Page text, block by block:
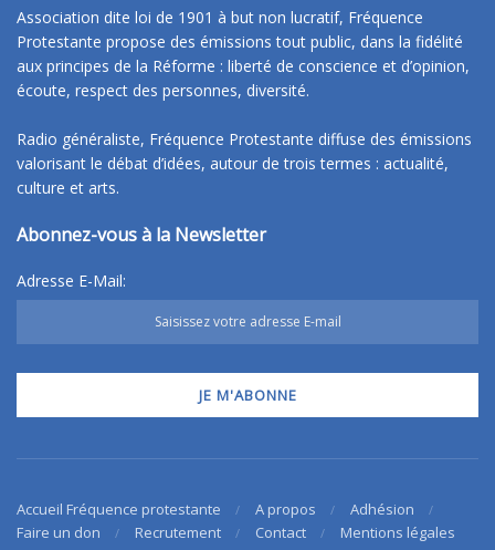
Association dite loi de 1901 à but non lucratif, Fréquence
Protestante propose des émissions tout public, dans la fidélité
aux principes de la Réforme : liberté de conscience et d’opinion,
écoute, respect des personnes, diversité.
Radio généraliste, Fréquence Protestante diffuse des émissions
valorisant le débat d’idées, autour de trois termes : actualité,
culture et arts.
Abonnez-vous à la Newsletter
Adresse E-Mail:
Accueil Fréquence protestante A propos
Adhésion
Faire un don
Recrutement Contact Mentions légales